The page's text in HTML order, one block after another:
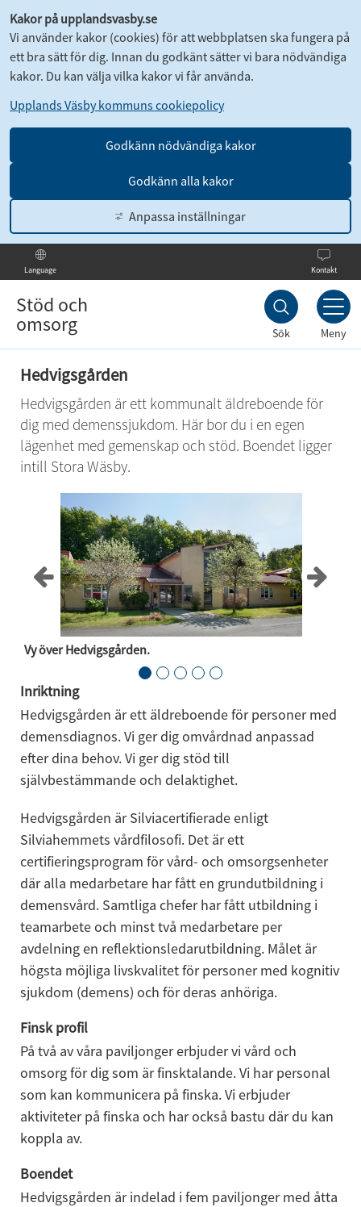
Kakor på upplandsvasby.se
Vi använder kakor (cookies) för att webbplatsen ska fungera på
ett bra sätt för dig. Innan du godkänt sätter vi bara nödvändiga
kakor. Du kan välja vilka kakor vi får använda.
Upplands Väsby kommuns cookiepolicy
Godkänn nödvändiga kakor
Godkänn alla kakor
Anpassa inställningar
Till
innehållet
Language Kontakt
Stöd och
omsorg Sök Meny
Hedvigsgården
Hedvigsgården är ett kommunalt äldreboende för
dig med demenssjukdom. Här bor du i en egen
lägenhet med gemenskap och stöd. Boendet ligger
intill Stora Wäsby.
Vy över Hedvigsgården.
Inriktning
Hedvigsgården är ett äldreboende för personer med
demensdiagnos. Vi ger dig omvårdnad anpassad
efter dina behov. Vi ger dig stöd till
självbestämmande och delaktighet.
Hedvigsgården är Silviacertifierade enligt
Silviahemmets vårdfilosofi. Det är ett
certifieringsprogram för vård- och omsorgsenheter
där alla medarbetare har fått en grundutbildning i
demensvård. Samtliga chefer har fått utbildning i
teamarbete och minst två medarbetare per
avdelning en reflektionsledarutbildning. Målet är
högsta möjliga livskvalitet för personer med kognitiv
sjukdom (demens) och för deras anhöriga.
Finsk profil
På två av våra paviljonger erbjuder vi vård och
omsorg för dig som är finsktalande. Vi har personal
som kan kommunicera på finska. Vi erbjuder
aktiviteter på finska och har också bastu där du kan
koppla av.
Boendet
Hedvigsgården är indelad i fem paviljonger med åtta